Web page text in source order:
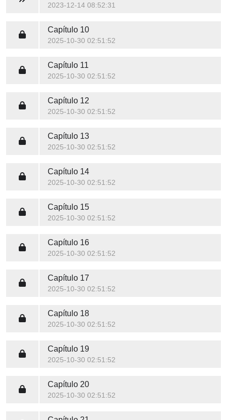
2023-12-14 08:52:31
Capítulo 10
2025-10-30 02:51:52
Capítulo 11
2025-10-30 02:51:52
Capítulo 12
2025-10-30 02:51:52
Capítulo 13
2025-10-30 02:51:52
Capítulo 14
2025-10-30 02:51:52
Capítulo 15
2025-10-30 02:51:52
Capítulo 16
2025-10-30 02:51:52
Capítulo 17
2025-10-30 02:51:52
Capítulo 18
2025-10-30 02:51:52
Capítulo 19
2025-10-30 02:51:52
Capítulo 20
2025-10-30 02:51:52